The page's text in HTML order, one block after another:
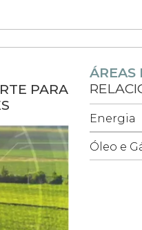
PARA
ÁREAS
Energia
Óleo e